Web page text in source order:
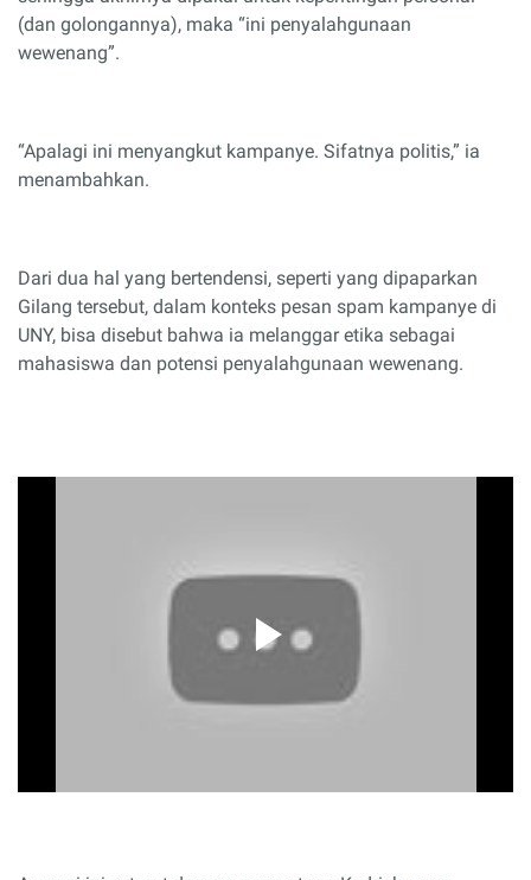
(dan golongannya), maka “ini penyalahgunaan
wewenang”.
“Apalagi ini menyangkut kampanye. Sifatnya politis,” ia
menambahkan.
Dari dua hal yang bertendensi, seperti yang dipaparkan
Gilang tersebut, dalam konteks pesan spam kampanye di
UNY, bisa disebut bahwa ia melanggar etika sebagai
mahasiswa dan potensi penyalahgunaan wewenang.